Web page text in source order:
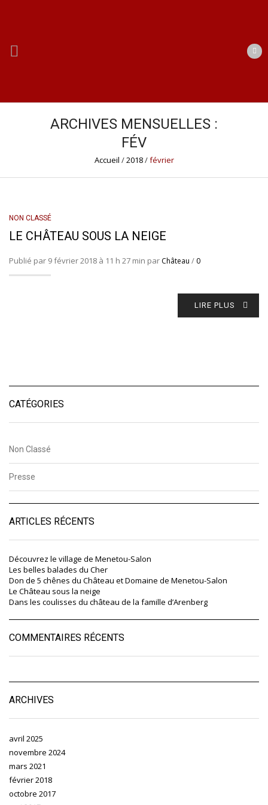
ARCHIVES MENSUELLES :
FÉV
Accueil /2018/février
NON CLASSÉ
LE CHÂTEAU SOUS LA NEIGE
Publié par 9 février 2018 à 11 h 27 min par Château / 0
LIRE PLUS
CATÉGORIES
Non Classé
Presse
ARTICLES RÉCENTS
Découvrez le village de Menetou-Salon
Les belles balades du Cher
Don de 5 chênes du Château et Domaine de Menetou-Salon
Le Château sous la neige
Dans les coulisses du château de la famille d’Arenberg
COMMENTAIRES RÉCENTS
ARCHIVES
avril 2025
novembre 2024
mars 2021
février 2018
octobre 2017